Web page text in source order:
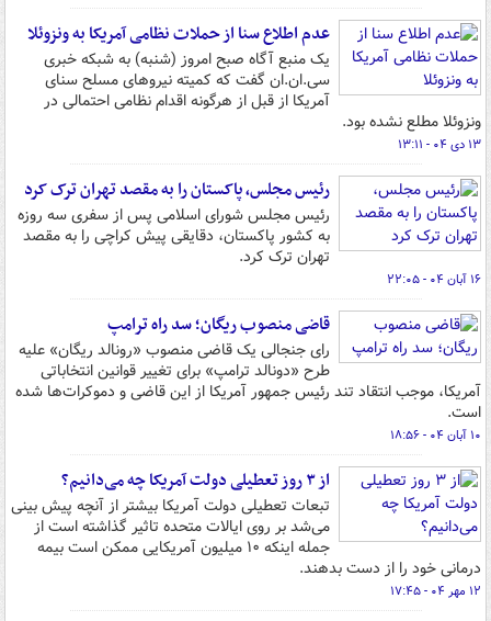
عدم اطلاع سنا از حملات نظامی آمریکا به ونزوئلا
یک منبع آگاه صبح امروز (شنبه) به شبکه خبری
سی.‌ان.‌ان گفت که کمیته نیروهای مسلح سنای
آمریکا از قبل از هرگونه اقدام نظامی احتمالی در
ونزوئلا مطلع نشده بود.
۱۳ دی ۰۴ - ۱۳:۱۱
رئیس مجلس، پاکستان را به مقصد تهران ترک کرد
رئیس مجلس شورای اسلامی پس از سفری سه روزه
به کشور پاکستان، دقایقی پیش کراچی را به مقصد
تهران ترک کرد.
۱۶ آبان ۰۴ - ۲۲:۰۵
قاضی منصوب ریگان؛ سد راه ترامپ
رای جنجالی یک قاضی منصوب «رونالد ریگان» علیه
طرح «دونالد ترامپ» برای تغییر قوانین انتخاباتی
آمریکا، موجب انتقاد تند رئیس جمهور آمریکا از این قاضی و دموکرات‌ها شده
است.
۱۰ آبان ۰۴ - ۱۸:۵۶
از ۳ روز تعطیلی دولت آمریکا چه می‌دانیم؟
تبعات تعطیلی دولت آمریکا بیشتر از آنچه پیش بینی
می‌شد بر روی ایالات متحده تاثیر گذاشته است از
جمله اینکه ۱۰ میلیون آمریکایی ممکن است بیمه
درمانی خود را از دست بدهند.
۱۲ مهر ۰۴ - ۱۷:۴۵